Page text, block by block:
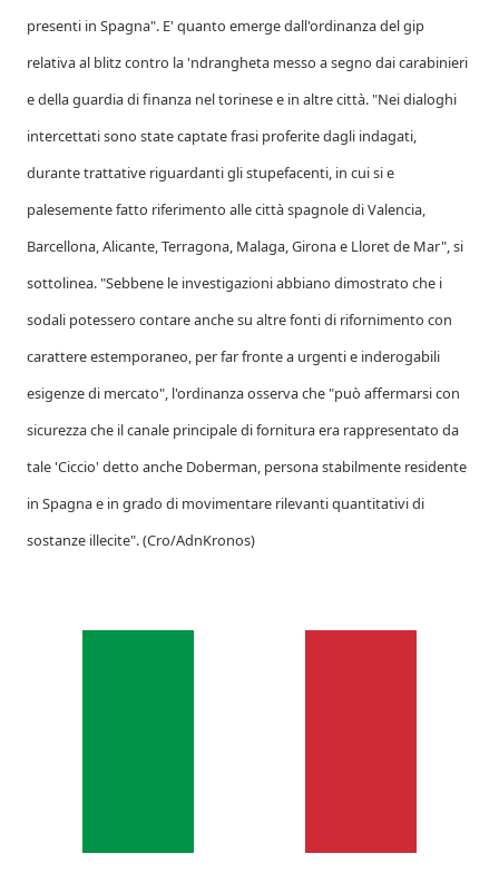
presenti in Spagna". E' quanto emerge dall'ordinanza del gip
relativa al blitz contro la 'ndrangheta messo a segno dai carabinieri
e della guardia di finanza nel torinese e in altre città. "Nei dialoghi
intercettati sono state captate frasi proferite dagli indagati,
durante trattative riguardanti gli stupefacenti, in cui si e
palesemente fatto riferimento alle città spagnole di Valencia,
Barcellona, Alicante, Terragona, Malaga, Girona e Lloret de Mar", si
sottolinea. "Sebbene le investigazioni abbiano dimostrato che i
sodali potessero contare anche su altre fonti di rifornimento con
carattere estemporaneo, per far fronte a urgenti e inderogabili
esigenze di mercato", l'ordinanza osserva che "può affermarsi con
sicurezza che il canale principale di fornitura era rappresentato da
tale 'Ciccio' detto anche Doberman, persona stabilmente residente
in Spagna e in grado di movimentare rilevanti quantitativi di
sostanze illecite". (Cro/AdnKronos)